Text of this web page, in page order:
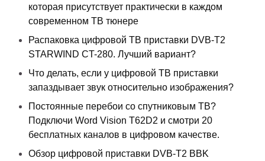
которая присутствует практически в каждом
современном ТВ тюнере
Распаковка цифровой ТВ приставки DVB-T2
STARWIND CT-280. Лучший вариант?
Что делать, если у цифровой ТВ приставки
запаздывает звук относительно изображения?
Постоянные перебои со спутниковым ТВ?
Подключи Word Vision T62D2 и смотри 20
бесплатных каналов в цифровом качестве.
Обзор цифровой приставки DVB-T2 BBK